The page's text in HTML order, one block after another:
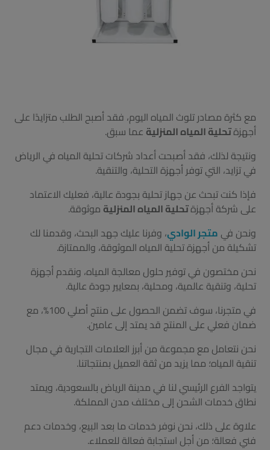
مع كثرة مصادر تلوث المياه اليوم، فقد أصبح الطلب متزايدًا على
أجهزةتحلية المياه المنزلية عما سبق.
ونتيجة لذلك، فقد أصبحت أعداد شركات تحلية المياه في الرياض
في تزايد، التي توفر أجهزة التحلية، والتنقية.
فإذا كنت تبحث عن جهاز تحلية بجودة عالية، فعليك الاعتماد
على شركة أجهزةتحلية المياه المنزلية موثوقة.
ونحن فيمتجر الوادي، وفرنا عليك جهد البحث، وقدمنا لك
تشكيلة من أجهزة تحلية المياه الموثوقة، والممتازة.
نحن مختصون في توفير حلول معالجة المياه، ونقدم أجهزة
تحلية، وتنقية عالمية، ومحلية، بمعايير جودة عالية.
في متجرنا، سوف تضمن الحصول على منتج أصلي 100%، مع
ضمان فعلي على المنتج قد يمتد إلى عامين.
نحن نتعامل مع مجموعة من أبرز العلامات التجارية في مجال
تنقية المياه؛ مما يزيد من ثقة العميل بمنتجاتنا.
يتواجد الفرع الرئيسي لنا في مدينة الرياض بالسعودية، ويمتد
نطاق خدمات الشحن إلى مختلف مدن المملكة.
علاوة على ذلك، نحن نوفر خدمات ما بعد البيع، وخدمات دعم
فني فعالة؛ من أجل استجابة فعالة للعملاء.